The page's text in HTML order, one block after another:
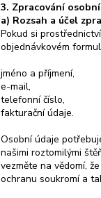
3. Zpracování
a) Rozsah a účel
Pokud si
objednávkovém
jméno a příjmení,
e-mail,
telefonní číslo,
fakturační údaje.
Osobní údaje
našimi roztomilými
vezměte na vědomí,
ochranu soukromí a